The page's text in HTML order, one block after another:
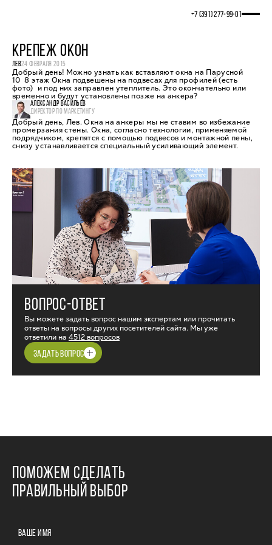
+7 (391) 277‒99‒01
КРЕПЕЖ ОКОН
ЛЕВ24 ФЕВРАЛЯ 2015
Добрый день! Можно узнать как вставляют окна на Парусной
10 8 этаж Окна подвешены на подвесах для профилей (есть
фото) и под них заправлен утеплитель. Это окончательно или
временно и будут установлены позже на анкера?
АЛЕКСАНДР ВАСИЛЬЕВ
ДИРЕКТОР ПО МАРКЕТИНГУ
Добрый день, Лев. Окна на анкеры мы не ставим во избежание
промерзания стены. Окна, согласно технологии, применяемой
подрядчиком, крепятся с помощью подвесов и монтажной пены,
снизу устанавливается специальный усиливающий элемент.
ВОПРОС-ОТВЕТ
Вы можете задать вопрос нашим экспертам или прочитать
ответы на вопросы других посетителей сайта. Мы уже
ответили на 4512 вопросов
ЗАДАТЬ ВОПРОС
ПОМОЖЕМ СДЕЛАТЬ
ПРАВИЛЬНЫЙ ВЫБОР
ВАШЕ ИМЯ